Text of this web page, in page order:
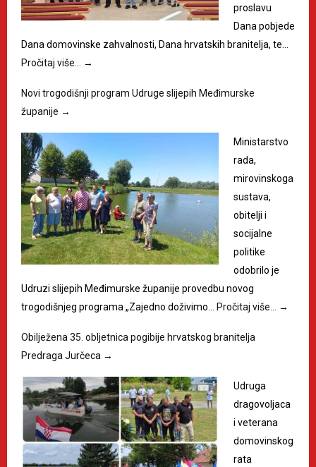
proslavu
Dana pobjede
Dana domovinske zahvalnosti, Dana hrvatskih branitelja, te…
Pročitaj više…
→
Novi trogodišnji program Udruge slijepih Međimurske
županije →
Ministarstvo
rada,
mirovinskoga
sustava,
obitelji i
socijalne
politike
odobrilo je
Udruzi slijepih Međimurske županije provedbu novog
trogodišnjeg programa „Zajedno doživimo…
Pročitaj više… →
Obilježena 35. obljetnica pogibije hrvatskog branitelja
Predraga Jurčeca →
Udruga
dragovoljaca
i veterana
domovinskog
rata